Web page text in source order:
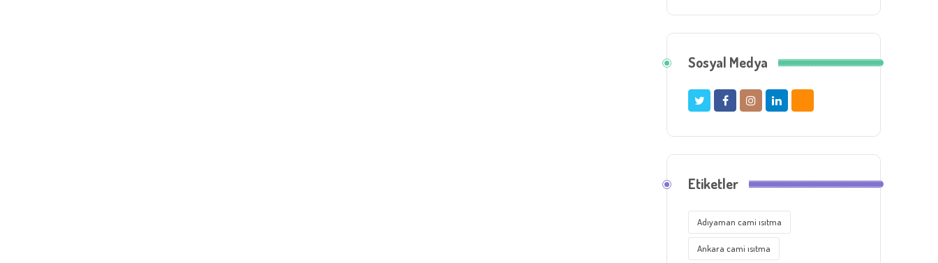
Sosyal Medya
Etiketler
Adıyaman cami ısıtma
Ankara cami ısıtma